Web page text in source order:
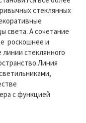
стеклянных
света. А сочетание
роскошнее и
стеклянного
с функцией